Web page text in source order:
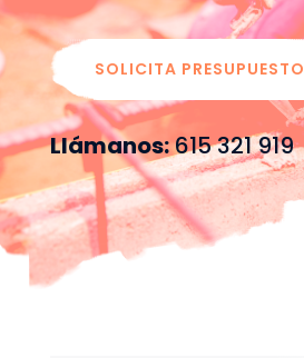
SOLICITA PRESUPUESTO
Llámanos:615 321 919